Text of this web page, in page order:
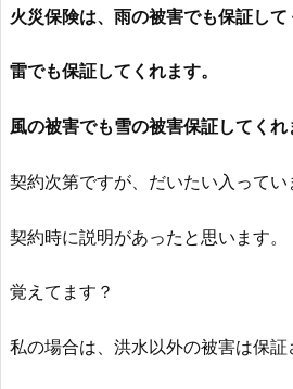
火災保険は、雨の被害でも保証して
雷でも保証してくれます。
風の被害でも雪の被害保証してくれ
契約次第ですが、だいたい入ってい
契約時に説明があったと思います。
覚えてます？
私の場合は、洪水以外の被害は保証